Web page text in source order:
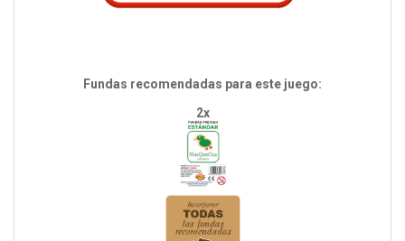
Fundas recomendadas para este juego:
2x